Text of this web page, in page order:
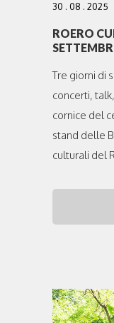
30 . 08 . 2025
ROERO
Tre giorni di
concerti,
cornice del
stand delle
culturali del